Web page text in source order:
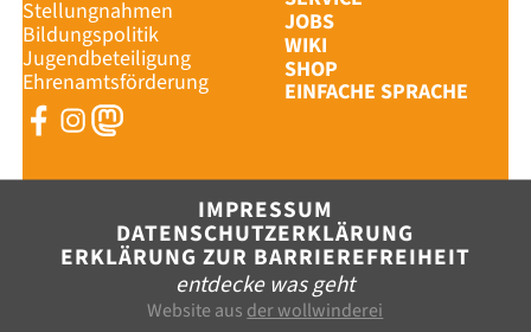
Stellungnahmen
Bildungspolitik
Jugendbeteiligung
Ehrenamtsförderung
JOBS
WIKI
SHOP
EINFACHE SPRACHE
IMPRESSUM
DATENSCHUTZERKLÄRUNG
ERKLÄRUNG ZUR BARRIEREFREIHEIT
Website aus der wollwinderei
entdecke was geht